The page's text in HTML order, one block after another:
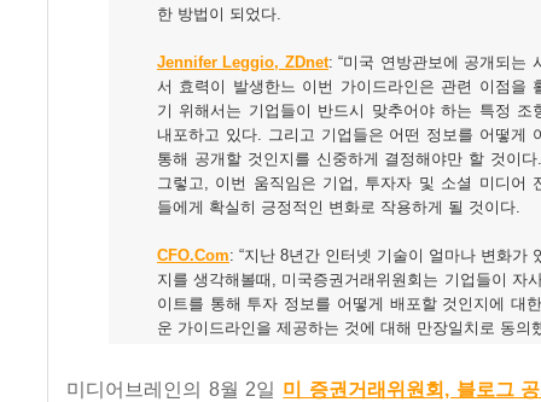
한 방법이 되었다.
Jennifer Leggio, ZDnet: “미국 연방관보에 공개되는
서 효력이 발생한느 이번 가이드라인은 관련 이점을
기 위해서는 기업들이 반드시 맞추어야 하는 특정 조
내포하고 있다. 그리고 기업들은 어떤 정보를 어떻게
통해 공개할 것인지를 신중하게 결정해야만 할 것이
그렇고, 이번 움직임은 기업, 투자자 및 소셜 미디어
들에게 확실히 긍정적인 변화로 작용하게 될 것이다.
CFO.Com: “지난 8년간 인터넷 기술이 얼마나 변화가
지를 생각해볼때, 미국증권거래위원회는 기업들이 자
이트를 통해 투자 정보를 어떻게 배포할 것인지에 대
운 가이드라인을 제공하는 것에 대해 만장일치로 동의
미디어브레인의 8월 2일 미 증권거래위원회, 블로그